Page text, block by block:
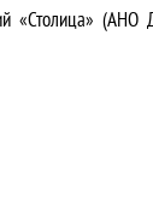
«Столица»